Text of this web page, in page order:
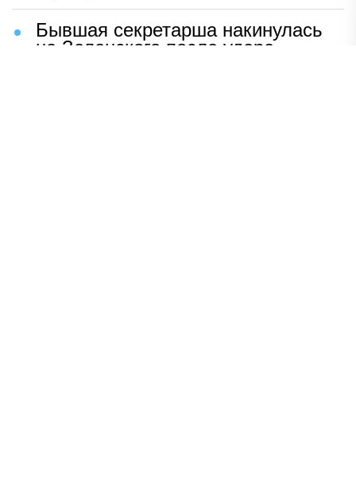
Бывшая секретарша накинулась
на Зеленского после удара